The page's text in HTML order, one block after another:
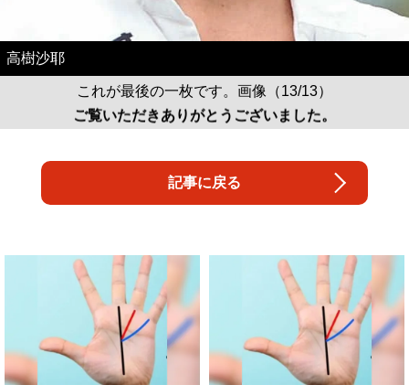
高樹沙耶
これが最後の一枚です。画像（13/13）
ご覧いただきありがとうございました。
記事に戻る